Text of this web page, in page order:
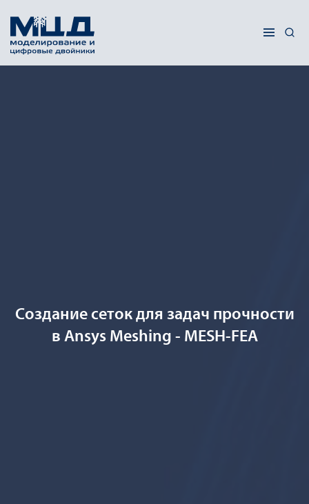
Создание сеток для задач прочности
в Ansys Meshing - MESH-FEA